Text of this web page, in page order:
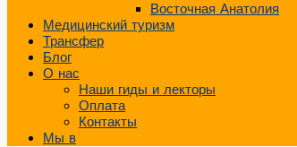
Восточная Анатолия
Медицинский туризм
Трансфер
Блог
О нас
Наши гиды и лекторы
Оплата
Контакты
Мы в